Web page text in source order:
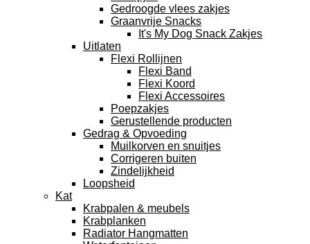
Gedroogde vlees zakjes
Graanvrije Snacks
It's My Dog Snack Zakjes
Uitlaten
Flexi Rollijnen
Flexi Band
Flexi Koord
Flexi Accessoires
Poepzakjes
Gerustellende producten
Gedrag & Opvoeding
Muilkorven en snuitjes
Corrigeren buiten
Zindelijkheid
Loopsheid
Kat
Krabpalen & meubels
Krabplanken
Radiator Hangmatten